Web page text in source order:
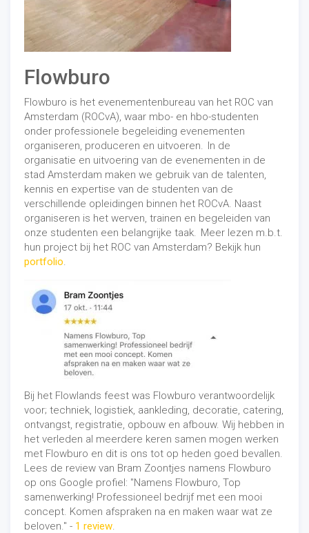
Flowburo
Flowburo is het evenementenbureau van het ROC van
Amsterdam (ROCvA), waar mbo- en hbo-studenten
onder professionele begeleiding evenementen
organiseren, produceren en uitvoeren. In de
organisatie en uitvoering van de evenementen in de
stad Amsterdam maken we gebruik van de talenten,
kennis en expertise van de studenten van de
verschillende opleidingen binnen het ROCvA. Naast
organiseren is het werven, trainen en begeleiden van
onze studenten een belangrijke taak.
Meer lezen m.b.t.
hun project bij het ROC van Amsterdam? Bekijk hun
portfolio
Bij het Flowlands feest was Flowburo verantwoordelijk
voor; techniek, logistiek, aankleding, decoratie, catering,
ontvangst, registratie, opbouw en afbouw. Wij hebben in
het verleden al meerdere keren samen mogen werken
met Flowburo en dit is ons tot op heden goed bevallen.
Lees de review van Bram Zoontjes namens Flowburo
op ons Google profiel: "Namens Flowburo, Top
samenwerking! Professioneel bedrijf met een mooi
concept. Komen afspraken na en maken waar wat ze
beloven." - 1 review